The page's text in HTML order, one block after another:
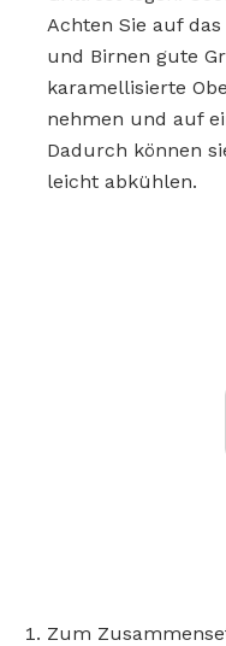
Achten Sie auf
und Birnen gute
karamellisierte
nehmen und auf
Dadurch können
leicht abkühlen.
Zum